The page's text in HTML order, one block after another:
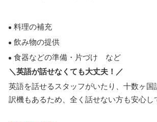
料理の補充
飲み物の提供
食器などの準備・片づけ など
＼英語が話せなくても大丈夫！／
英語を話せるスタッフがいたり、十数ヶ国
訳機もあるため、全く話せない方も安心し